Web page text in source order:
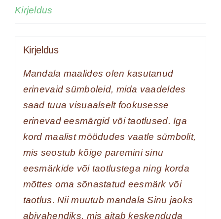
kogus
Kirjeldus
Kirjeldus
Mandala maalides olen kasutanud
erinevaid sümboleid, mida vaadeldes
saad tuua visuaalselt fookusesse
erinevad eesmärgid või taotlused. Iga
kord maalist möödudes vaatle sümbolit,
mis seostub kõige paremini sinu
eesmärkide või taotlustega ning korda
mõttes oma sõnastatud eesmärk või
taotlus. Nii muutub mandala Sinu jaoks
abivahendiks, mis aitab keskenduda